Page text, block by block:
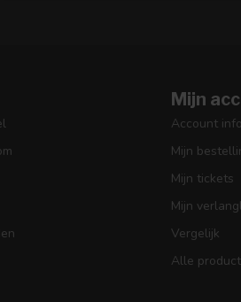
Mijn
Account
Mijn
Mijn tickets
Mijn
Vergelijk
Alle